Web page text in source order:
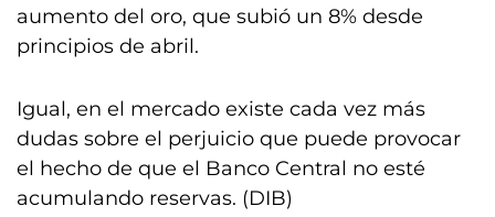
aumento del oro, que subió un 8% desde
principios de abril.
Igual, en el mercado existe cada vez más
dudas sobre el perjuicio que puede provocar
el hecho de que el Banco Central no esté
acumulando reservas. (DIB)